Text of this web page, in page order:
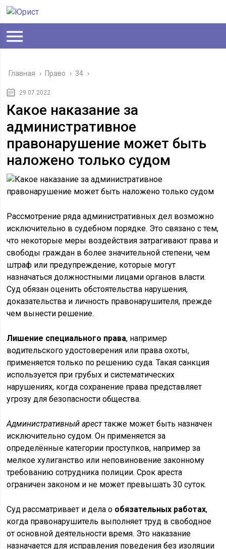
Главная › Право › 34 ›
29.07.2022
Какое наказание за
административное
правонарушение может быть
наложено только судом
Рассмотрение ряда административных дел возможно
исключительно в судебном порядке. Это связано с тем,
что некоторые меры воздействия затрагивают права и
свободы граждан в более значительной степени, чем
штраф или предупреждение, которые могут
назначаться должностными лицами органов власти.
Суд обязан оценить обстоятельства нарушения,
доказательства и личность правонарушителя, прежде
чем вынести решение.
Лишение специального права, например
водительского удостоверения или права охоты,
применяется только по решению суда. Такая санкция
используется при грубых и систематических
нарушениях, когда сохранение права представляет
угрозу для безопасности общества.
Административный аресттакже может быть назначен
исключительно судом. Он применяется за
определённые категории проступков, например за
мелкое хулиганство или неповиновение законному
требованию сотрудника полиции. Срок ареста
ограничен законом и не может превышать 30 суток.
Суд рассматривает и дела о обязательных работах,
когда правонарушитель выполняет труд в свободное
от основной деятельности время. Это наказание
назначается для исправления поведения без изоляции